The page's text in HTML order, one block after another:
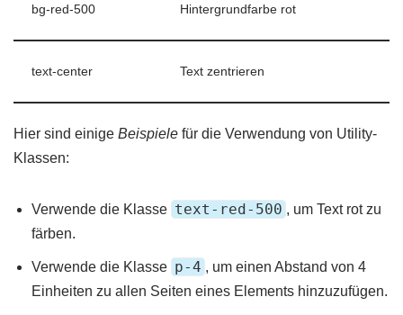
bg-red-500 Hintergrundfarbe rot
text-center Text zentrieren
Hier sind einige Beispiele für die Verwendung von Utility-
Klassen:
Verwende die Klasse text-red-500 , um Text rot zu
färben.
Verwende die Klasse p-4 , um einen Abstand von 4
Einheiten zu allen Seiten eines Elements hinzuzufügen.